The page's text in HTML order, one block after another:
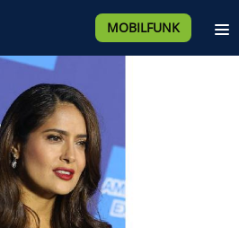
MOBILFUNK